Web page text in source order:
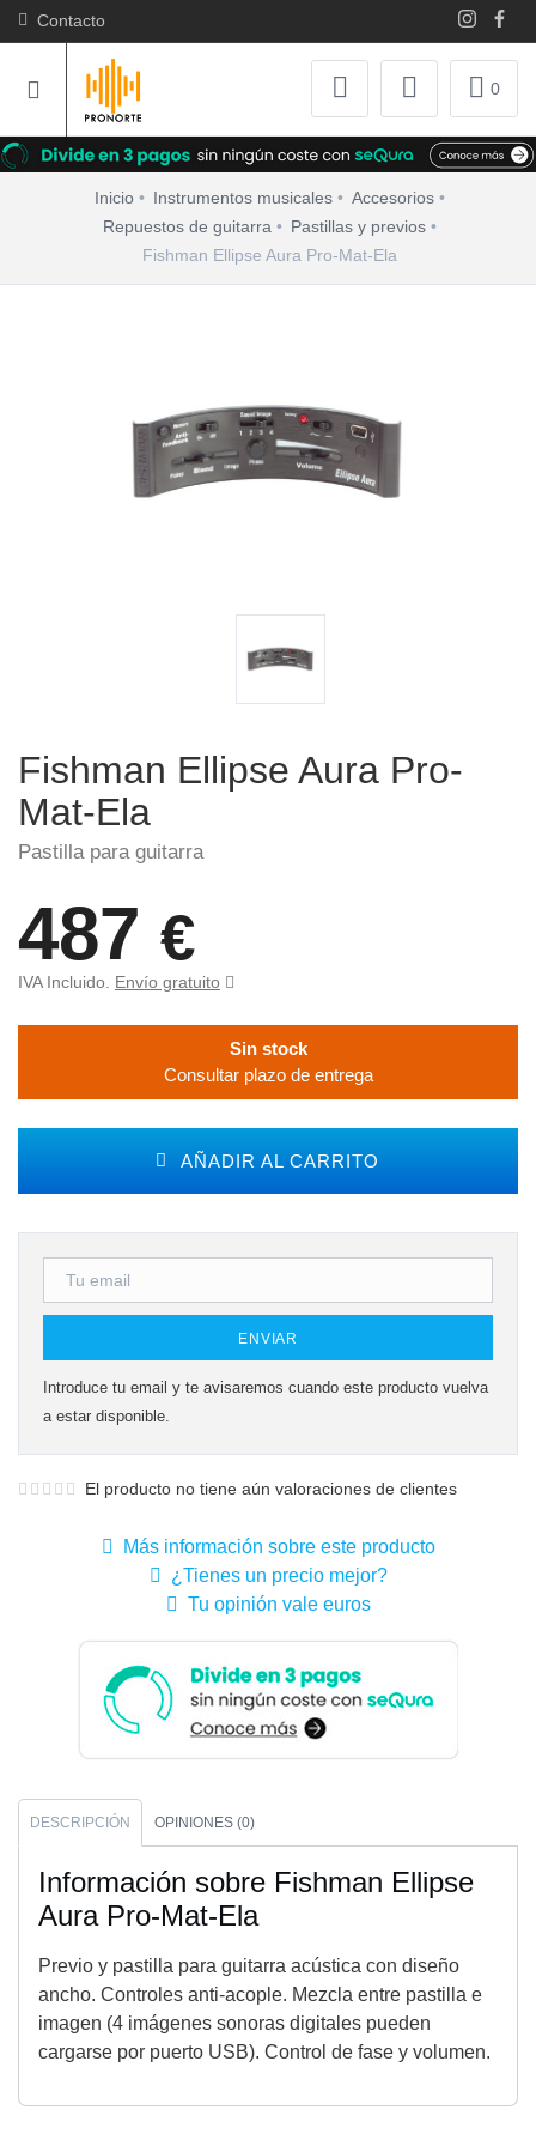
Contacto
0
Inicio Instrumentos musicales
Accesorios
Repuestos de guitarra
Pastillas y previos
Fishman Ellipse Aura Pro-Mat-Ela
Fishman Ellipse Aura Pro-
Mat-Ela
Pastilla para guitarra
487 €
IVA Incluido. Envío gratuito
Sin stock
Consultar plazo de entrega
AÑADIR AL CARRITO
ENVIAR
Introduce tu email y te avisaremos cuando este producto vuelva
a estar disponible.
El producto no tiene aún valoraciones de clientes
Más información sobre este producto
¿Tienes un precio mejor?
Tu opinión vale euros
DESCRIPCIÓN OPINIONES (0)
Información sobre Fishman Ellipse
Aura Pro-Mat-Ela
Previo y pastilla para guitarra acústica con diseño
ancho. Controles anti-acople. Mezcla entre pastilla e
imagen (4 imágenes sonoras digitales pueden
cargarse por puerto USB). Control de fase y volumen.